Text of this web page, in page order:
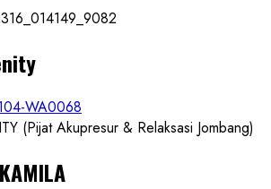
(Pijat Akupresur & Relaksasi Jombang)